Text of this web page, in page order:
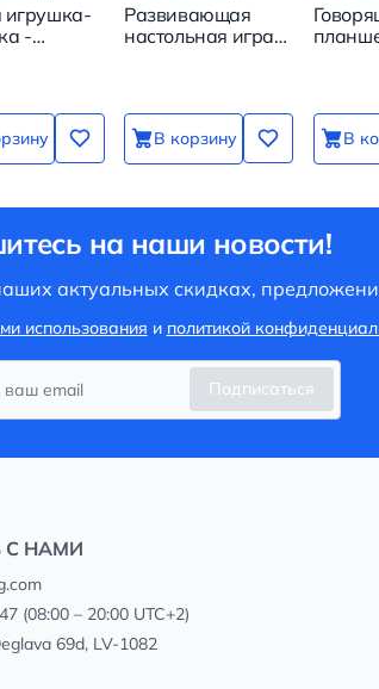
игрушка-
-
Развивающая
настольная игра -
В корзину В
на наши новости!
актуальных скидках,
использования и политикой
Подписаться
С НАМИ
(08:00 – 20:00 UTC+2)
69d, LV-1082